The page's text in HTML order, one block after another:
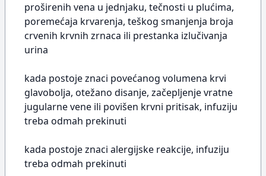
proširenih vena u jednjaku, tečnosti u plućima,
poremećaja krvarenja, teškog smanjenja broja
crvenih krvnih zrnaca ili prestanka izlučivanja
urina
kada postoje znaci povećanog volumena krvi
glavobolja, otežano disanje, začepljenje vratne
jugularne vene ili povišen krvni pritisak, infuziju
treba odmah prekinuti
kada postoje znaci alergijske reakcije, infuziju
treba odmah prekinuti